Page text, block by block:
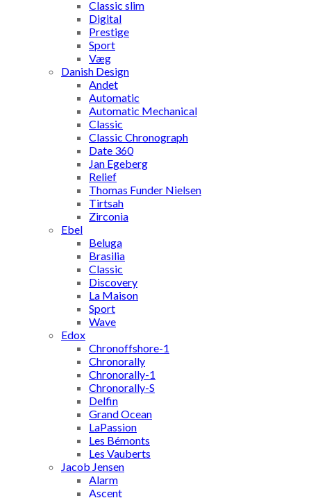
Classic slim
Digital
Prestige
Sport
Væg
Danish Design
Andet
Automatic
Automatic Mechanical
Classic
Classic Chronograph
Date 360
Jan Egeberg
Relief
Thomas Funder Nielsen
Tirtsah
Zirconia
Ebel
Beluga
Brasilia
Classic
Discovery
La Maison
Sport
Wave
Edox
Chronoffshore-1
Chronorally
Chronorally-1
Chronorally-S
Delfin
Grand Ocean
LaPassion
Les Bémonts
Les Vauberts
Jacob Jensen
Alarm
Ascent